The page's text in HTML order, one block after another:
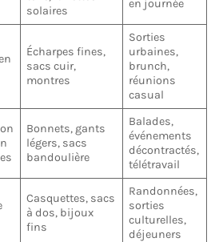
solaires
en journée
Écharpes fines,
sacs cuir,
montres
Sorties
urbaines,
brunch,
réunions
casual
Bonnets, gants
légers, sacs
bandoulière
Balades,
événements
décontractés,
télétravail
Casquettes, sacs
à dos, bijoux
fins
Randonnées,
sorties
culturelles,
déjeuners